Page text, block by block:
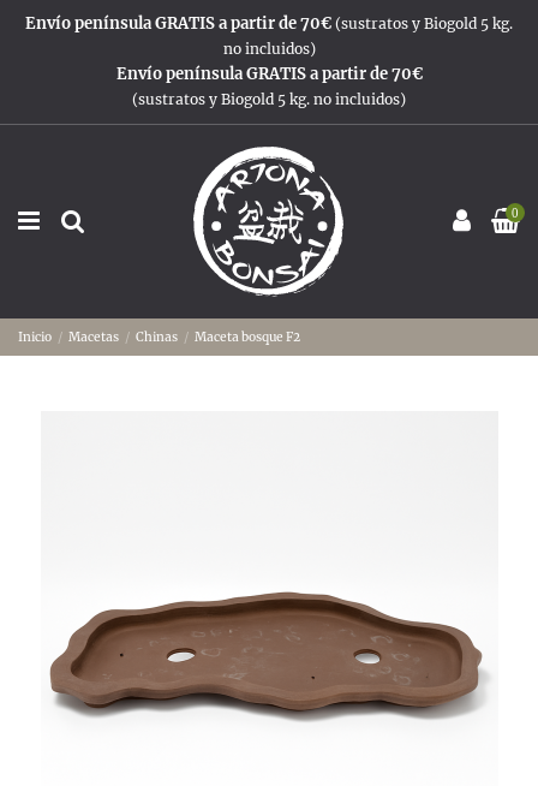
Envío península GRATIS a partir de 70€ (sustratos y Biogold 5 kg.
no incluidos)
Envío península GRATIS a partir de 70€
(sustratos y Biogold 5 kg. no incluidos)
0
Inicio Macetas Chinas Maceta bosque F2